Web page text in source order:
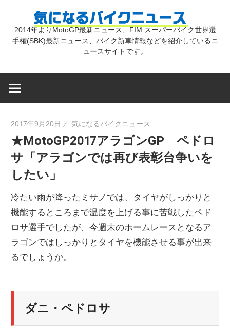
気
バ
ク
ニ
2014年よりMotoGP最新ニュース、FIM スーパーバイク世界選
手権(SBK)最新ニュース、バイク新車情報などを紹介しているニ
ュースサイトです。
2017年9月20日 気になるバイクニュース
★MotoGP2017アラゴンGP ペドロ
サ「アラゴンでは再び表彰台争いを
したい」
冷たい雨が降ったミサノでは、タイヤがしっかりと
機能するところまで温度を上げる事に苦戦したペド
ロサ選手でしたが、今週末のホームレースとなるア
ラゴンではしっかりとタイヤを機能させる事が出来
るでしょうか。
ダニ・ペドロサ